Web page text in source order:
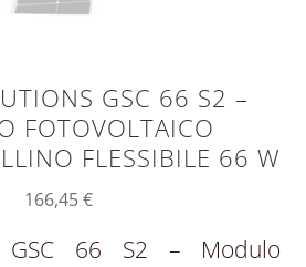
GSC 66 S2 –
FOTOVOLTAICO
FLESSIBILE 66 W
166,45€
GSC 66 S2 – Modulo